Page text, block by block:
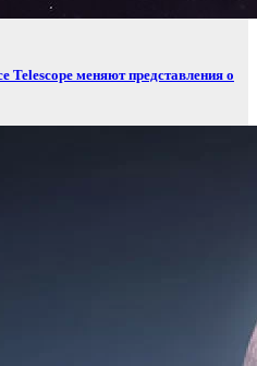
Telescope меняют представления о